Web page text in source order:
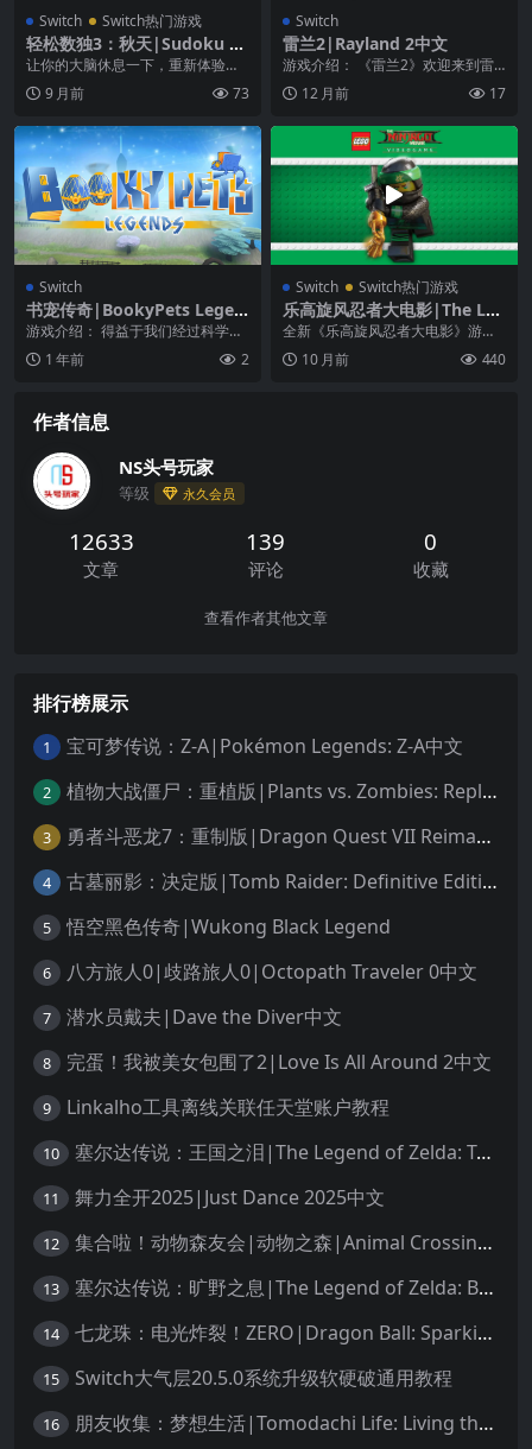
Switch Switch热门游戏
轻松数独3：秋天|Sudoku Re
lax 3 Autumn Leaves
让你的大脑休息一下，重新体验数
独放松3的舒缓效果。 流行的《数
独放松》（Sudo...
9 月前 73
Switch
雷兰2|Rayland 2中文
游戏介绍： 《雷兰2》欢迎来到雷
兰。这个岛上的居民使用来自激光
束的能量来生存，并...
12 月前 17
Switch
书宠传奇|BookyPets Legen
ds
游戏介绍： 得益于我们经过科学验
证的独特方法——GameReading
®，阅读现...
1 年前 2
Switch Switch热门游戏
乐高旋风忍者大电影|The LE
GO Ninjago Movie Video G
全新《乐高旋风忍者大电影》游戏
带你找出深藏内心的忍者！ 扮演你
最喜爱的忍着角色 ...
10 月前 440
作者信息
NS头号玩家
等级 永久会员
12633
文章
139
评论
0
收藏
查看作者其他文章
排行榜展示
1 宝可梦传说：Z-A|Pokémon Legends: Z-A中文
2 植物大战僵尸：重植版|Plants vs. Zombies: Replanted中文
3 勇者斗恶龙7：重制版|Dragon Quest VII Reimagined中文
4 古墓丽影：决定版|Tomb Raider: Definitive Edition中文
5 悟空黑色传奇|Wukong Black Legend
6 八方旅人0|歧路旅人0|Octopath Traveler 0中文
7 潜水员戴夫|Dave the Diver中文
8 完蛋！我被美女包围了2|Love Is All Around 2中文
9 Linkalho工具离线关联任天堂账户教程
10 塞尔达传说：王国之泪|The Legend of Zelda: Tears of the Kingdom中文
11 舞力全开2025|Just Dance 2025中文
12 集合啦！动物森友会|动物之森|Animal Crossing: New Horizons中文
13 塞尔达传说：旷野之息|The Legend of Zelda: Breath of the Wild中文
14 七龙珠：电光炸裂！ZERO|Dragon Ball: Sparking! Zero中文
15 Switch大气层20.5.0系统升级软硬破通用教程
16 朋友收集：梦想生活|Tomodachi Life: Living the Dream中文